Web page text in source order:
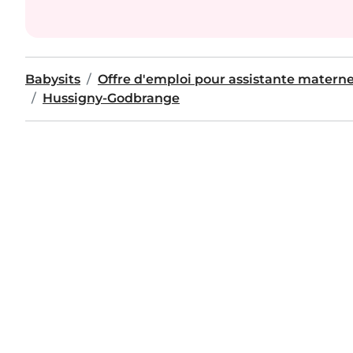
Babysits
Offre d'emploi pour assistante
Hussigny-Godbrange